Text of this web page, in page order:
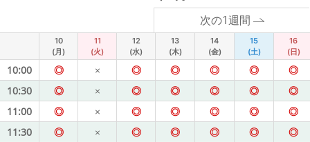
次の1週間
10
(月)
11
(火)
12
(水)
13
(木)
14
(金)
15
(土)
16
(日)
10:00 ◎ × ◎ ◎ ◎ ◎
◎
10:30
◎ × ◎ ◎ ◎ ◎
◎
11:00
◎ × ◎ ◎ ◎ ◎
◎
11:30
◎ × ◎ ◎ ◎ ◎
◎